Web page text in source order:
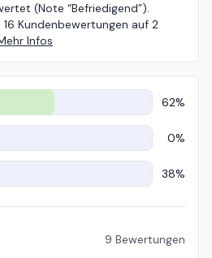
(Note “Befriedigend”).
Kundenbewertungen auf 2
Infos
62%
0%
38%
9 Bewertungen